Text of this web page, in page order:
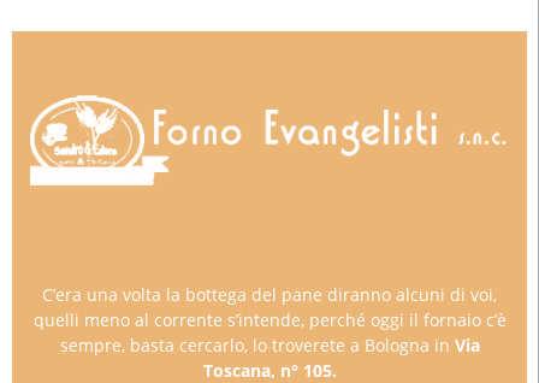
C’era una volta la bottega del pane diranno alcuni di voi,
quelli meno al corrente s’intende, perché oggi il fornaio c’è
sempre, basta cercarlo, lo troverete a Bologna in Via
Toscana, n° 105.